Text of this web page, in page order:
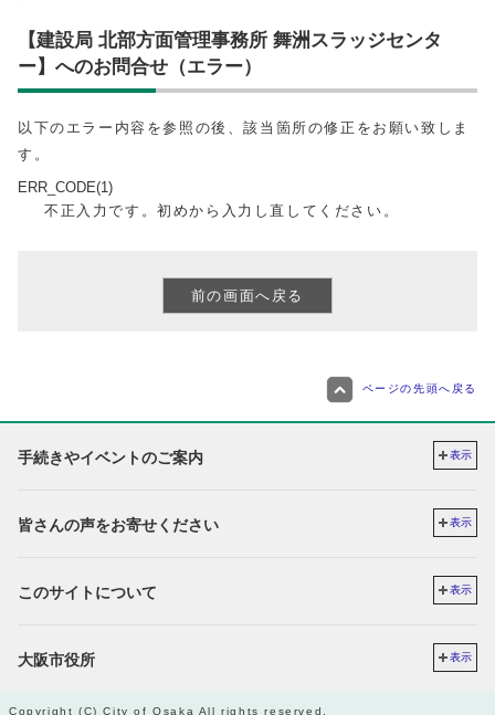
【建設局 北部方面管理事務所 舞洲スラッジセンタ
ー】へのお問合せ（エラー）
以下のエラー内容を参照の後、該当箇所の修正をお願い致しま
す。
ERR_CODE(1)
不正入力です。初めから入力し直してください。
ページの先頭へ戻る
手続きやイベントのご案内 表示
皆さんの声をお寄せください 表示
このサイトについて 表示
大阪市役所 表示
Copyright (C) City of Osaka All rights reserved.